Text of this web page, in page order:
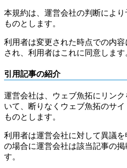
本規約は、運営会社の判断によ
ものとします。
利用者は変更された時点での内
され、利用者はこれに同意します
引用記事の紹介
運営会社は、ウェブ魚拓にリン
いて、断りなくウェブ魚拓のサ
ものとします。
利用者は運営会社に対して異議
の場合に運営会社は該当記事の
す。